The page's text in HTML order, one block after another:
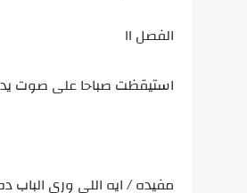
الفصل ١١
استيقظت صباحا على صوت
مفيده / ايه اللى ورى الباب